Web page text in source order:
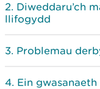
Diweddaru’ch
llifogydd
Problemau
Ein